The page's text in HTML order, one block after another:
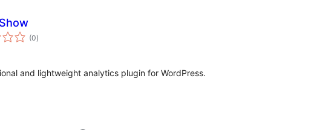
(0àpapọ̀
àwọn
)
and lightweight analytics plugin for WordPress.